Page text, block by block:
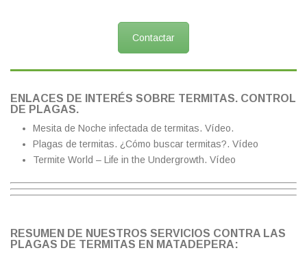
Contactar
ENLACES DE INTERÉS SOBRE TERMITAS. CONTROL
DE PLAGAS.
Mesita de Noche infectada de termitas. Vídeo.
Plagas de termitas. ¿Cómo buscar termitas?. Vídeo
Termite World – Life in the Undergrowth. Vídeo
RESUMEN DE NUESTROS SERVICIOS CONTRA LAS
PLAGAS DE TERMITAS EN MATADEPERA: